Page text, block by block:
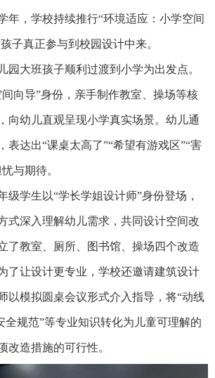
，学校持续推行“环境适应：小学空间
子真正参与到校园设计中来。
大班孩子顺利过渡到小学为出发点。
向导”身份，亲手制作教室、操场等核
向幼儿直观呈现小学真实场景。幼儿通
表达出“课桌太高了”“希望有游戏区”“害
与期待。
学生以“学长学姐设计师”身份登场，
式深入理解幼儿需求，共同设计空间改
了教室、厕所、图书馆、操场四个改造
了让设计更专业，学校还邀请建筑设计
以模拟圆桌会议形式介入指导，将“动线
全规范”等专业知识转化为儿童可理解的
改造措施的可行性。